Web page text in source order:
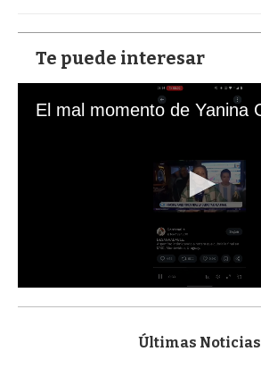
Te puede interesar
s
Últimas Noticias